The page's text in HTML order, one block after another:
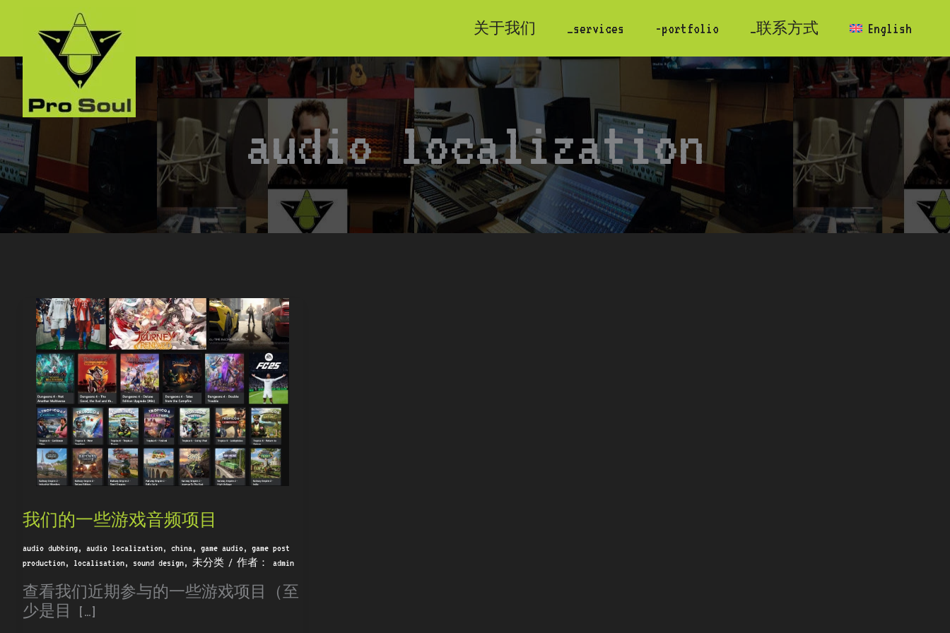
容
关于我们 _services -portfolio _联系方式 English
audio localization
我们的一些游戏音频项目
audio dubbing, audio localization, china , game audio, game post
production, localisation, sound design, 未分类 / 作者： admin
查看我们近期参与的一些游戏项目（至
少是目 […]
们
的
一
些
游
戏
音
频
项
目